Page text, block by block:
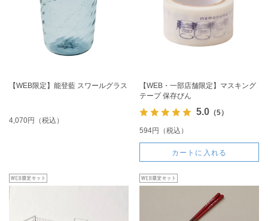
【WEB限定】能登藍 スワールグラス
4,070円（税込）
【WEB・一部店舗限定】マスキング
テープ 保存びん
5.0（5）
594円（税込）
カートに入れる